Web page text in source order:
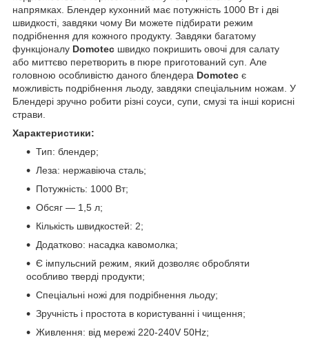
напрямках. Блендер кухонний має потужність 1000 Вт і дві
швидкості, завдяки чому Ви можете підбирати режим
подрібнення для кожного продукту. Завдяки багатому
функціоналу Domotec швидко покришить овочі для салату
або миттєво перетворить в пюре приготований суп. Але
головною особливістю даного блендера Domotec є
можливість подрібнення льоду, завдяки спеціальним ножам. У
Блендері зручно робити різні соуси, супи, смузі та інші корисні
страви.
Характеристики:
Тип: блендер;
Леза: нержавіюча сталь;
Потужність: 1000 Вт;
Обсяг ― 1,5 л;
Кількість швидкостей: 2;
Додатково: насадка кавомолка;
Є імпульсний режим, який дозволяє обробляти
особливо тверді продукти;
Спеціальні ножі для подрібнення льоду;
Зручність і простота в користуванні і чищення;
Живлення: від мережі 220-240V 50Hz;